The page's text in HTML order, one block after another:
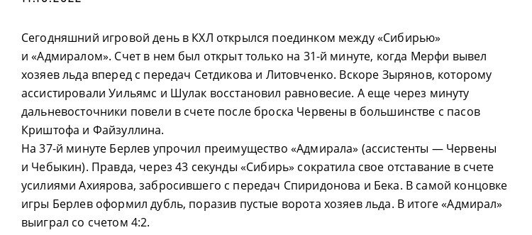
Сегодняшний игровой день в КХЛ открылся поединком между «Сибирью»
и «Адмиралом». Счет в нем был открыт только на 31-й минуте, когда Мерфи вывел
хозяев льда вперед с передач Сетдикова и Литовченко. Вскоре Зырянов, которому
ассистировали Уильямс и Шулак восстановил равновесие. А еще через минуту
дальневосточники повели в счете после броска Червены в большинстве с пасов
Криштофа и Файзуллина.
На 37-й минуте Берлев упрочил преимущество «Адмирала» (ассистенты — Червены
и Чебыкин). Правда, через 43 секунды «Сибирь» сократила свое отставание в счете
усилиями Ахиярова, забросившего с передач Спиридонова и Бека. В самой концовке
игры Берлев оформил дубль, поразив пустые ворота хозяев льда. В итоге «Адмирал»
выиграл со счетом 4:2.